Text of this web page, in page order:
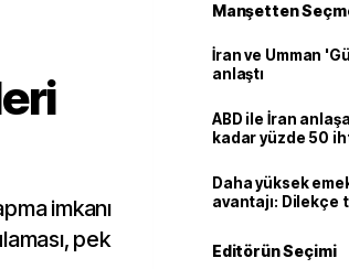
imkanı
pek
Manşetten
İran ve Umman
anlaştı
ABD ile İran
kadar yüzde 50
Daha yüksek
avantajı: Dilekçe
Editörün Seçimi